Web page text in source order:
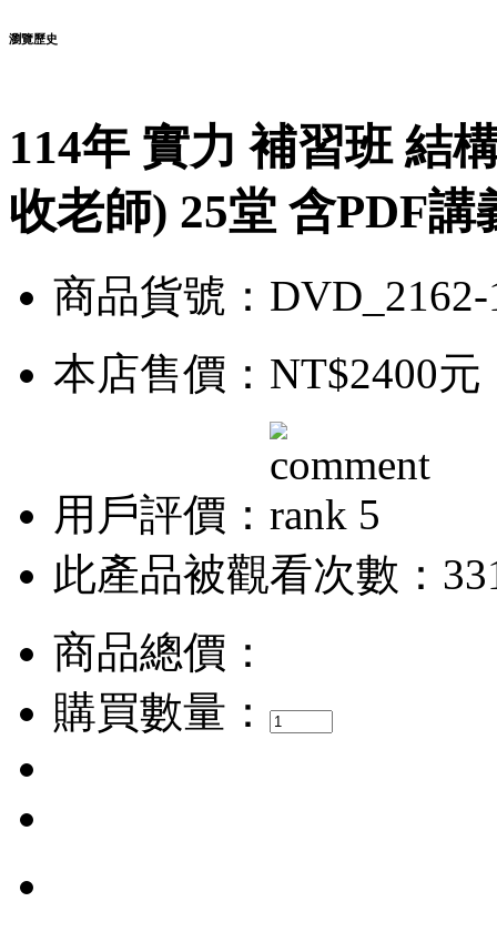
瀏覽歷史
114年 實力 補習班 結
收老師) 25堂 含PDF
商品貨號：DVD_2162-
本店售價： NT$2400元
用戶評價：
此產品被觀看次數：
商品總價：
購買數量：